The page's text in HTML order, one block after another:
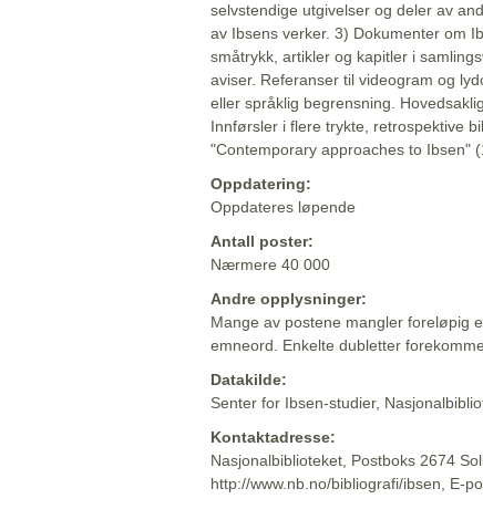
selvstendige utgivelser og deler av
av Ibsens verker. 3) Dokumenter om
småtrykk, artikler og kapitler i
aviser. Referanser til videogram og
eller språklig begrensning.
Innførsler i flere trykte, retrospektive
"Contemporary approaches to Ibsen"
Oppdatering:
Oppdateres løpende
Antall poster:
Nærmere 40 000
Andre opplysninger:
Mange av postene mangler foreløpig
emneord. Enkelte dubletter
Datakilde:
Senter for Ibsen-studier,
Kontaktadresse:
Nasjonalbiblioteket, Postboks 2674
http://www.nb.no/bibliografi/ibsen, E-